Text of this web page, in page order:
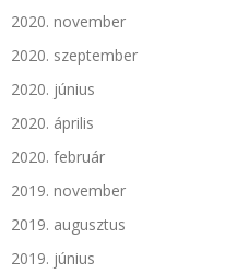
2020. november
2020. szeptember
2020. június
2020. április
2020. február
2019. november
2019. augusztus
2019. június